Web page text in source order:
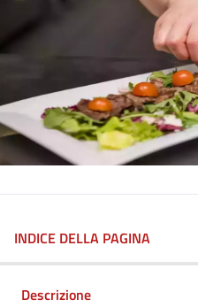
INDICE DELLA PAGINA
Descrizione